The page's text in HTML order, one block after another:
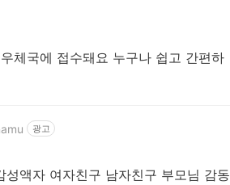
체국에 접수돼요 누구나 쉽고 간편하
광고
액자 여자친구 남자친구 부모님 감동